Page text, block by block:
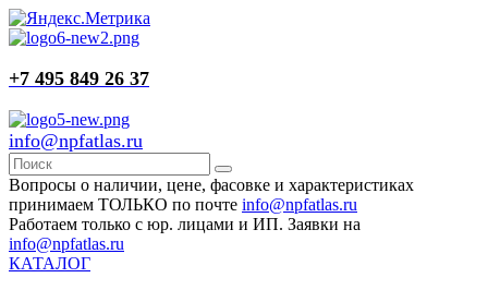
+7 495 849 26 37
info@npfatlas.ru
Вопросы о наличии, цене, фасовке и характеристиках
принимаем ТОЛЬКО по почте info@npfatlas.ru
Работаем только с юр. лицами и ИП. Заявки на
info@npfatlas.ru
КАТАЛОГ